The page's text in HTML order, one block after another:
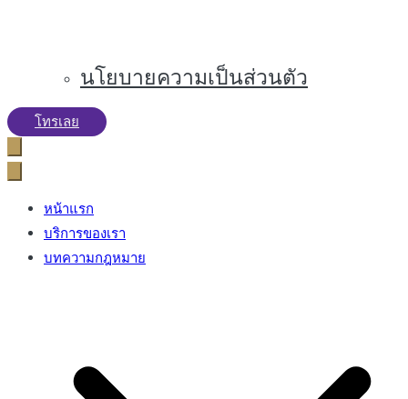
นโยบายความเป็นส่วนตัว
โทรเลย
หน้าแรก
บริการของเรา
บทความกฎหมาย